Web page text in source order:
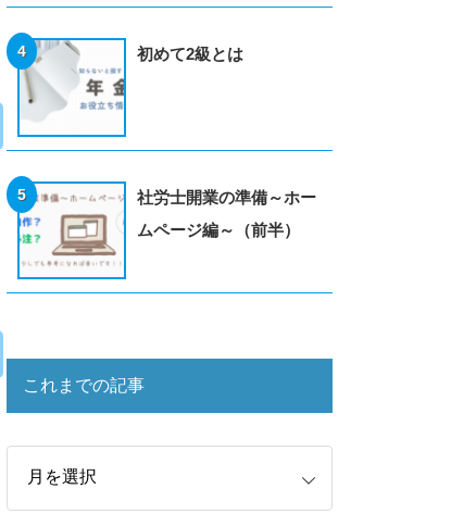
初めて2級とは
社労士開業の準備～ホー
ムページ編～（前半）
これまでの記事